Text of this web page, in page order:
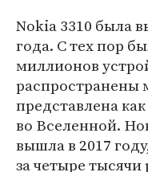
Nokia 3310 была
года. С тех пор
миллионов
распространены
представлена
во Вселенной.
вышла в 2017
за четыре тысячи